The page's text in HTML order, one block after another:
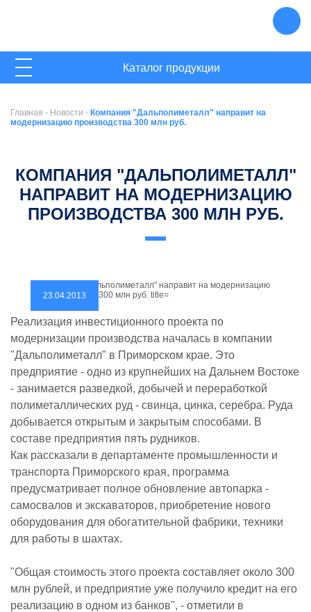
ГЛАВНАЯ
НОВОСТИ
Каталог продукции
Главная - Новости - Компания "Дальполиметалл" направит на
модернизацию производства 300 млн руб.
КОМПАНИЯ "ДАЛЬПОЛИМЕТАЛЛ"
НАПРАВИТ НА МОДЕРНИЗАЦИЮ
ПРОИЗВОДСТВА 300 МЛН РУБ.
23.04.2013
Реализация инвестиционного проекта по
модернизации производства началась в компании
"Дальполиметалл" в Приморском крае. Это
предприятие - одно из крупнейших на Дальнем Востоке
- занимается разведкой, добычей и переработкой
полиметаллических руд - свинца, цинка, серебра. Руда
добывается открытым и закрытым способами. В
составе предприятия пять рудников.
Как рассказали в департаменте промышленности и
транспорта Приморского края, программа
предусматривает полное обновление автопарка -
самосвалов и экскаваторов, приобретение нового
оборудования для обогатительной фабрики, техники
для работы в шахтах.
"Общая стоимость этого проекта составляет около 300
млн рублей, и предприятие уже получило кредит на его
реализацию в одном из банков", - отметили в